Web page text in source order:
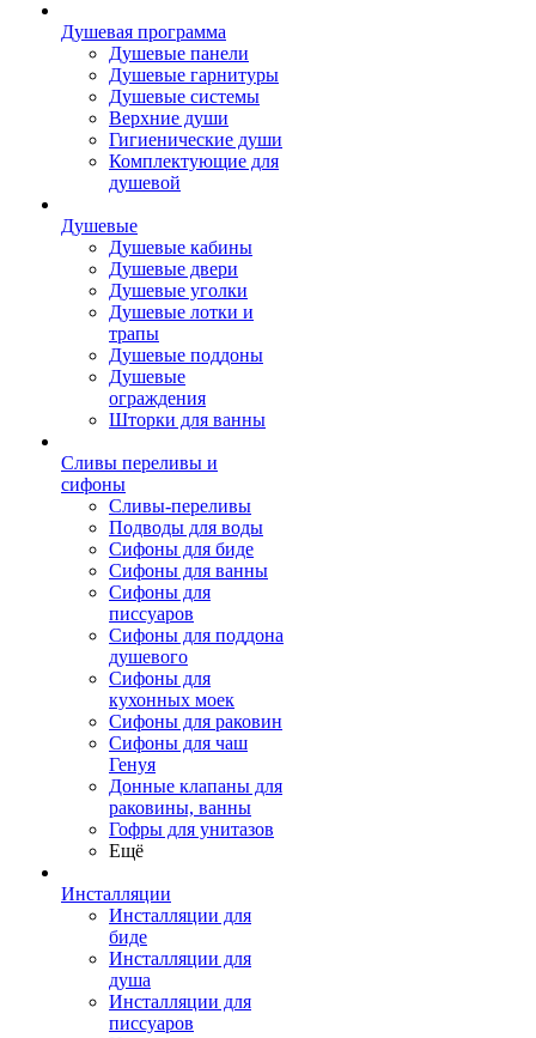
Душевая программа
Душевые панели
Душевые гарнитуры
Душевые системы
Верхние души
Гигиенические души
Комплектующие для
душевой
Душевые
Душевые кабины
Душевые двери
Душевые уголки
Душевые лотки и
трапы
Душевые поддоны
Душевые
ограждения
Шторки для ванны
Сливы переливы и
сифоны
Сливы-переливы
Подводы для воды
Сифоны для биде
Сифоны для ванны
Сифоны для
писсуаров
Сифоны для поддона
душевого
Сифоны для
кухонных моек
Сифоны для раковин
Сифоны для чаш
Генуя
Донные клапаны для
раковины, ванны
Гофры для унитазов
Ещё
Инсталляции
Инсталляции для
биде
Инсталляции для
душа
Инсталляции для
писсуаров